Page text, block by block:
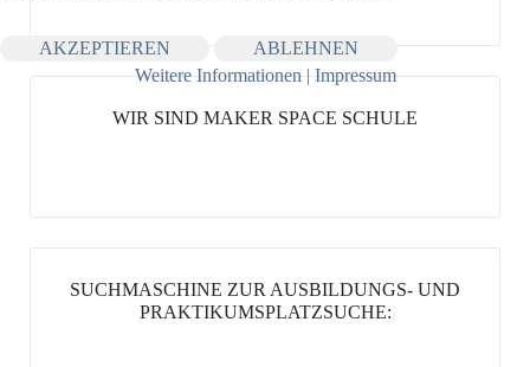
WIR SIND MAKER SPACE SCHULE
SUCHMASCHINE ZUR AUSBILDUNGS- UND
PRAKTIKUMSPLATZSUCHE:
AKZEPTIEREN
ABLEHNEN
Weitere Informationen | Impressum